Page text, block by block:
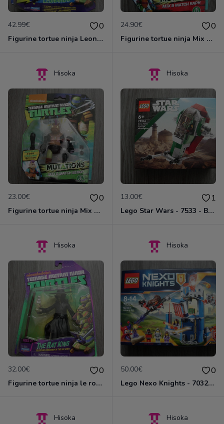
42.99€ 0
Figurine tortue ninja Leonardo stealth tech avec accessoires
24.90€ 0
Figurine tortue ninja Mix & Match Raph
Hisoka
23.00€ 0
Figurine tortue ninja Mix & Match Bebop
Hisoka
13.00€ 1
Lego Star Wars - 7533 - Boba Fett's Starship Microfighter
Hisoka
32.00€ 0
Figurine tortue ninja le roi des rats
Hisoka
50.00€ 0
Lego Nexo Knights - 70324 - La bibliothèque 2.0 de Merlok
Hisoka Hisoka